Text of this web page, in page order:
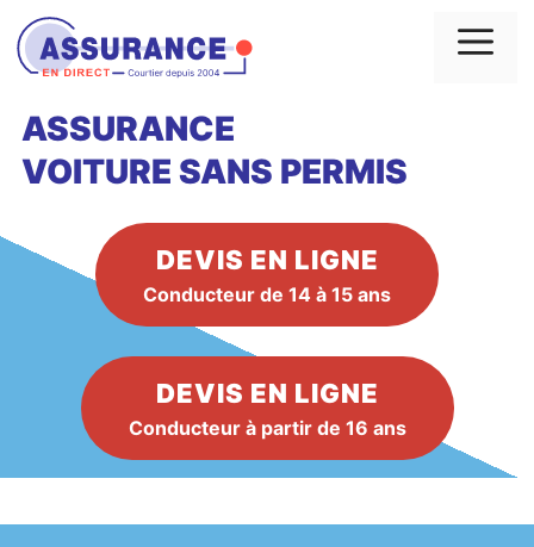
Aller
au
contenu
ASSURANCE
VOITURE SANS PERMIS
DEVIS EN LIGNE
Conducteur de 14 à 15 ans
DEVIS EN LIGNE
Conducteur à partir de 16 ans